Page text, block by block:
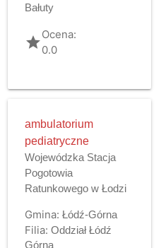
Bałuty
gradeOcena:
0.0
ambulatorium
pediatryczne
Wojewódzka Stacja
Pogotowia
Ratunkowego w Łodzi
Gmina: Łódź-Górna
Filia: Oddział Łódź
Górna